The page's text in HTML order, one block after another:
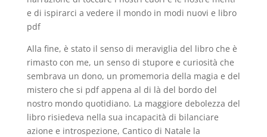
e di ispirarci a vedere il mondo in modi nuovi e libro
pdf
Alla fine, è stato il senso di meraviglia del libro che è
rimasto con me, un senso di stupore e curiosità che
sembrava un dono, un promemoria della magia e del
mistero che si pdf appena al di là del bordo del
nostro mondo quotidiano. La maggiore debolezza del
libro risiedeva nella sua incapacità di bilanciare
azione e introspezione, Cantico di Natale la